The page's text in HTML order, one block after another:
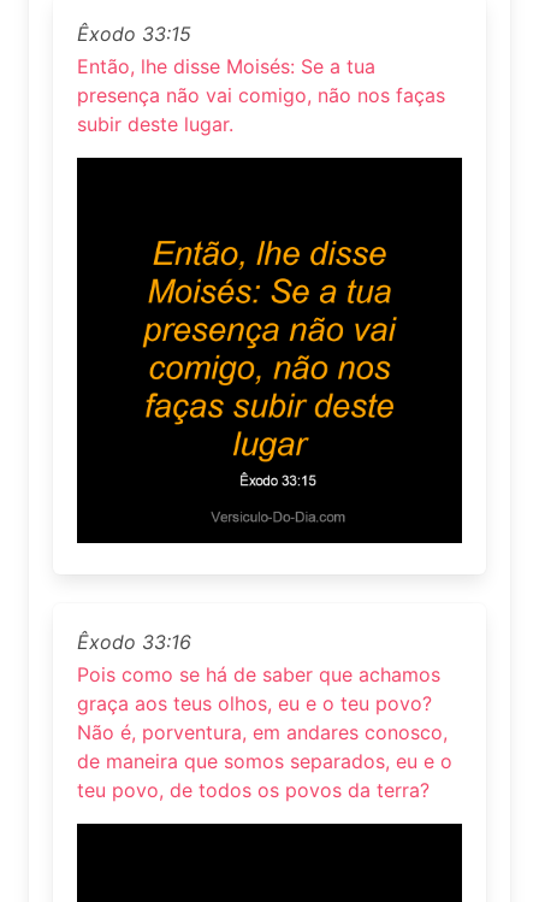
Êxodo 33:15
Então, lhe disse Moisés: Se a tua
presença não vai comigo, não nos faças
subir deste lugar.
Êxodo 33:16
Pois como se há de saber que achamos
graça aos teus olhos, eu e o teu povo?
Não é, porventura, em andares conosco,
de maneira que somos separados, eu e o
teu povo, de todos os povos da terra?